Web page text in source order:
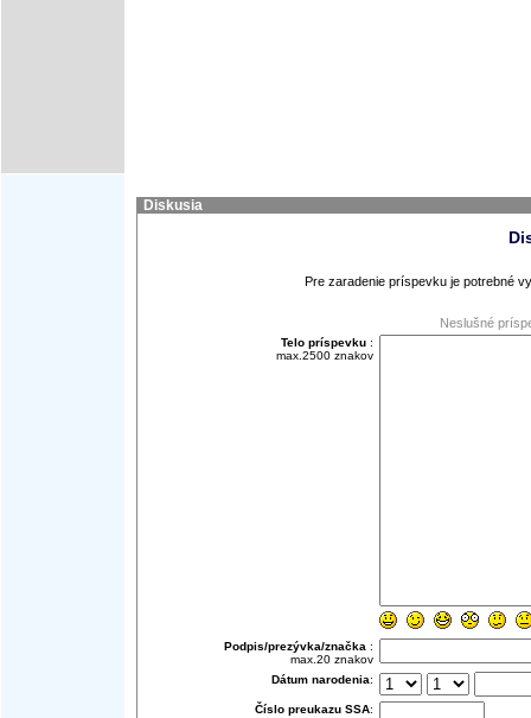
Diskusia
Pre zaradenie príspevku je potrebné
Neslušné
Telo príspevku:
max.2500 znakov
Podpis/prezývka/značka :
max.20 znakov
Dátum narodenia:
Číslo preukazu SSA: